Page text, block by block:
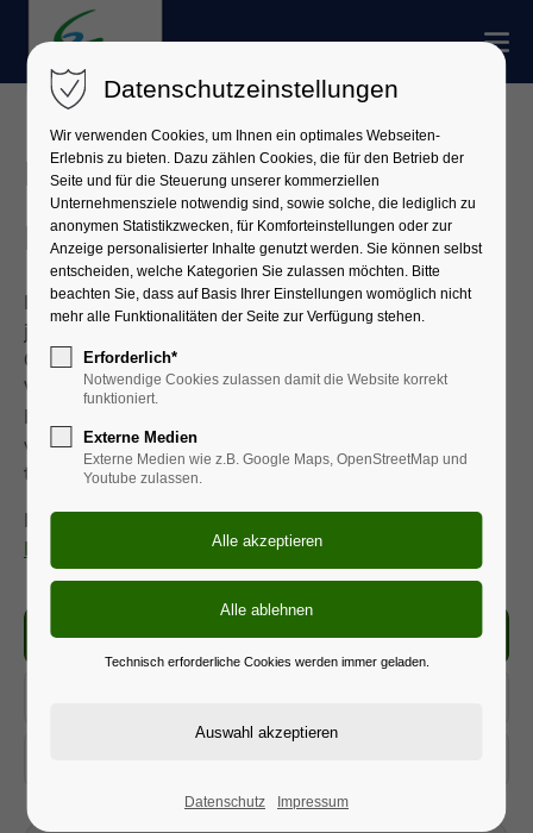
Haushalt des Landkreises
Miltenberg
Der Kreistag des Landkreises Miltenberg beschließt
jährlich den Kreishaushalt. Der Haushaltsplan ist
Grundlage und Handlungsrahmen für die
Verwaltungs-, Investitions- und
Finanzierungstätigkeit. Der Landkreis Miltenberg
veröffentlicht im Sinne einer bürgernahen und
transparenten Verwaltung den Haushaltsplan.
Pressemeldung:
Haushalt 2026
2026
Datenschutzeinstellungen
Wir verwenden Cookies, um Ihnen ein optimales Webseiten-
Erlebnis zu bieten. Dazu zählen Cookies, die für den Betrieb der
Seite und für die Steuerung unserer kommerziellen
Unternehmensziele notwendig sind, sowie solche, die lediglich zu
anonymen Statistikzwecken, für Komforteinstellungen oder zur
Anzeige personalisierter Inhalte genutzt werden. Sie können selbst
entscheiden, welche Kategorien Sie zulassen möchten. Bitte
beachten Sie, dass auf Basis Ihrer Einstellungen womöglich nicht
mehr alle Funktionalitäten der Seite zur Verfügung stehen.
Erforderlich*
Notwendige Cookies zulassen damit die Website korrekt
funktioniert.
Externe Medien
Externe Medien wie z.B. Google Maps, OpenStreetMap und
Youtube zulassen.
Technisch erforderliche Cookies werden immer geladen.
Datenschutz Impressum